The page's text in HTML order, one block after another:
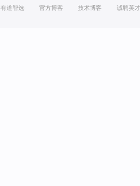
有道智选 官方博客 技术博客 诚聘英才